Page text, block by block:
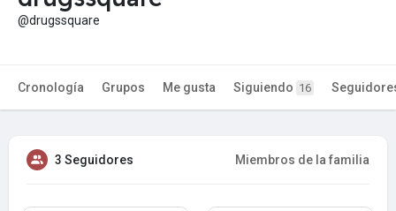
@drugssquare
Cronología Grupos Me gusta Siguiendo 16
3 Seguidores Miembros de la familia